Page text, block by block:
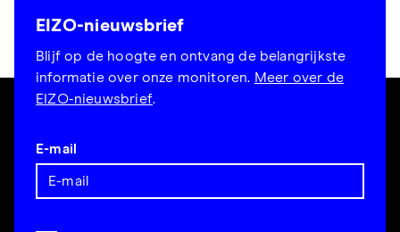
EIZO-nieuwsbrief
Blijf op de hoogte en ontvang de belangrijkste
informatie over onze monitoren. Meer over de
EIZO-nieuwsbrief.
E-mail